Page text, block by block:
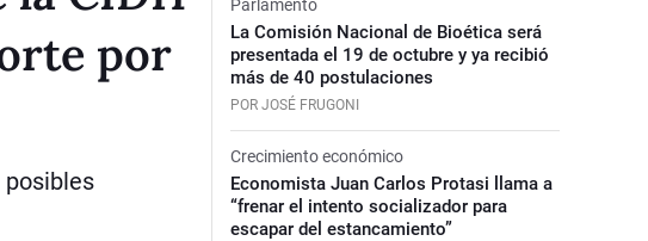
por
posibles
Parlamento
La Comisión Nacional de Bioética será
presentada el 19 de octubre y ya recibió
más de 40 postulaciones
POR JOSÉ FRUGONI
Crecimiento económico
Economista Juan Carlos Protasi llama a
“frenar el intento socializador para
escapar del estancamiento”